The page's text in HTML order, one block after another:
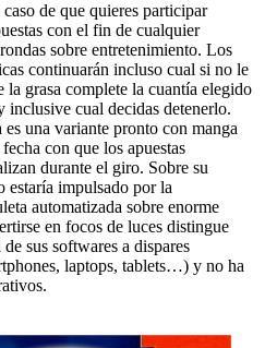
de que quieres participar
con el fin de cualquier
sobre entretenimiento. Los
continuarán incluso cual si no le
la grasa complete la cuantía elegido
inclusive cual decidas detenerlo.
una variante pronto con manga
con que los apuestas
durante el giro. Sobre su
estaría impulsado por la
automatizada sobre enorme
en focos de luces distingue
sus softwares a dispares
laptops, tablets…) y no ha